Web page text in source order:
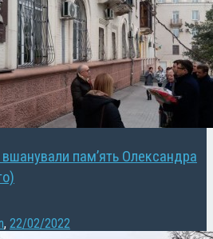
пам’ять Олександра
, 22/02/2022